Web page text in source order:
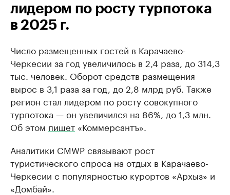
лидером по росту турпотока
в 2025 г.
Число размещенных гостей в Карачаево-
Черкесии за год увеличилось в 2,4 раза, до 314,3
тыс. человек. Оборот средств размещения
вырос в 3,1 раза за год, до 2,8 млрд руб. Также
регион стал лидером по росту совокупного
турпотока — он увеличился на 86%, до 1,3 млн.
Об этом пишет «Коммерсантъ».
Аналитики CMWP связывают рост
туристического спроса на отдых в Карачаево-
Черкесии с популярностью курортов «Архыз» и
«Домбай».